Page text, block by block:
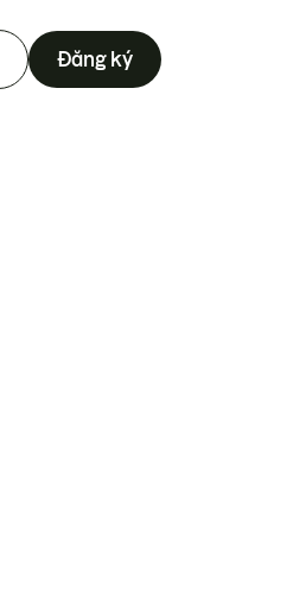
Đăng ký